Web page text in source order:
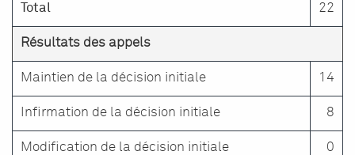
Total 22
Résultats des appels
Maintien de la décision initiale 14
Infirmation de la décision initiale 8
Modification de la décision initiale 0